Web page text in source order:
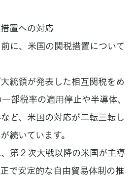
置への対応
に、米国の関税措置について
統領が発表した相互関税をめ
部税率の適用停止や半導体、
ど、米国の対応が二転三転し
続いています。
第２次大戦以降の米国が主導
で安定的な自由貿易体制の推